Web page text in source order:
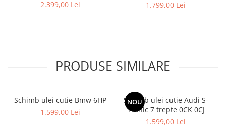
2.399,00 Lei
1.799,00 Lei
PRODUSE SIMILARE
Schimb ulei cutie Bmw 6HP
1.599,00 Lei
NOU
Schimb ulei cutie Audi S-
Tronic 7 trepte 0CK 0CJ
1.599,00 Lei